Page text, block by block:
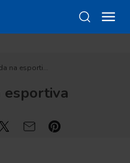
na esporti…
esportiva